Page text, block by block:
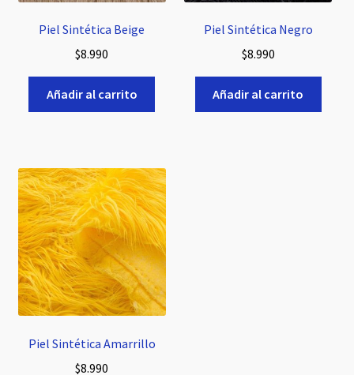
Piel Sintética Beige
$8.990
Añadir al carrito
Piel Sintética Negro
$8.990
Añadir al carrito
Piel Sintética Amarrillo
$8.990